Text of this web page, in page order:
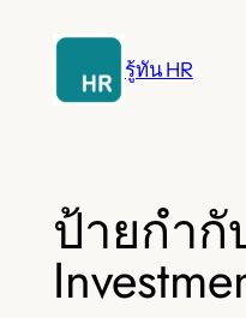
รู้ทัน HR
ป้ายกำกั